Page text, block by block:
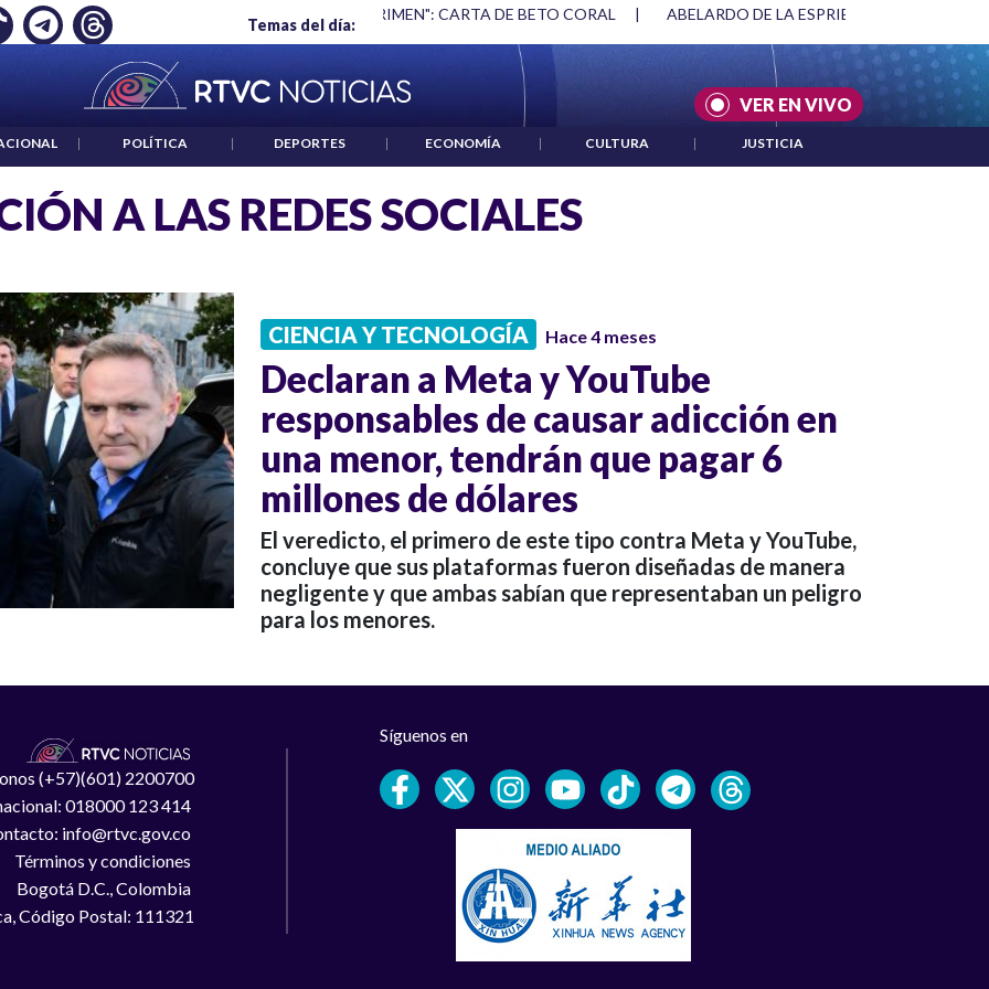
Temas del día:
EMPLEO: JP MORGAN "HABLAR NO ES UN CRIMEN": CARTA DE BETO CORAL | ABELARDO DE LA ESPRIELLA Y DMG
VER EN VIVO
| POLÍTICA | DEPORTES | ECONOMÍA | CULTURA | JUSTICIA
A LAS REDES SOCIALES
CIENCIA Y TECNOLOGÍA Hace 4 meses
Declaran a Meta y YouTube
responsables de causar adicción en
una menor, tendrán que pagar 6
millones de dólares
El veredicto, el primero de este tipo contra Meta y YouTube,
concluye que sus plataformas fueron diseñadas de manera
negligente y que ambas sabían que representaban un peligro
para los menores.
(+57)(601) 2200700
018000 123 414
info@rtvc.gov.co
Términos y condiciones
Bogotá D.C., Colombia
Código Postal: 111321
Síguenos en